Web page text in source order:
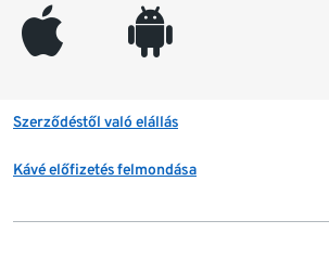
appleinc android
Szerződéstől való elállás
Kávé előfizetés felmondása